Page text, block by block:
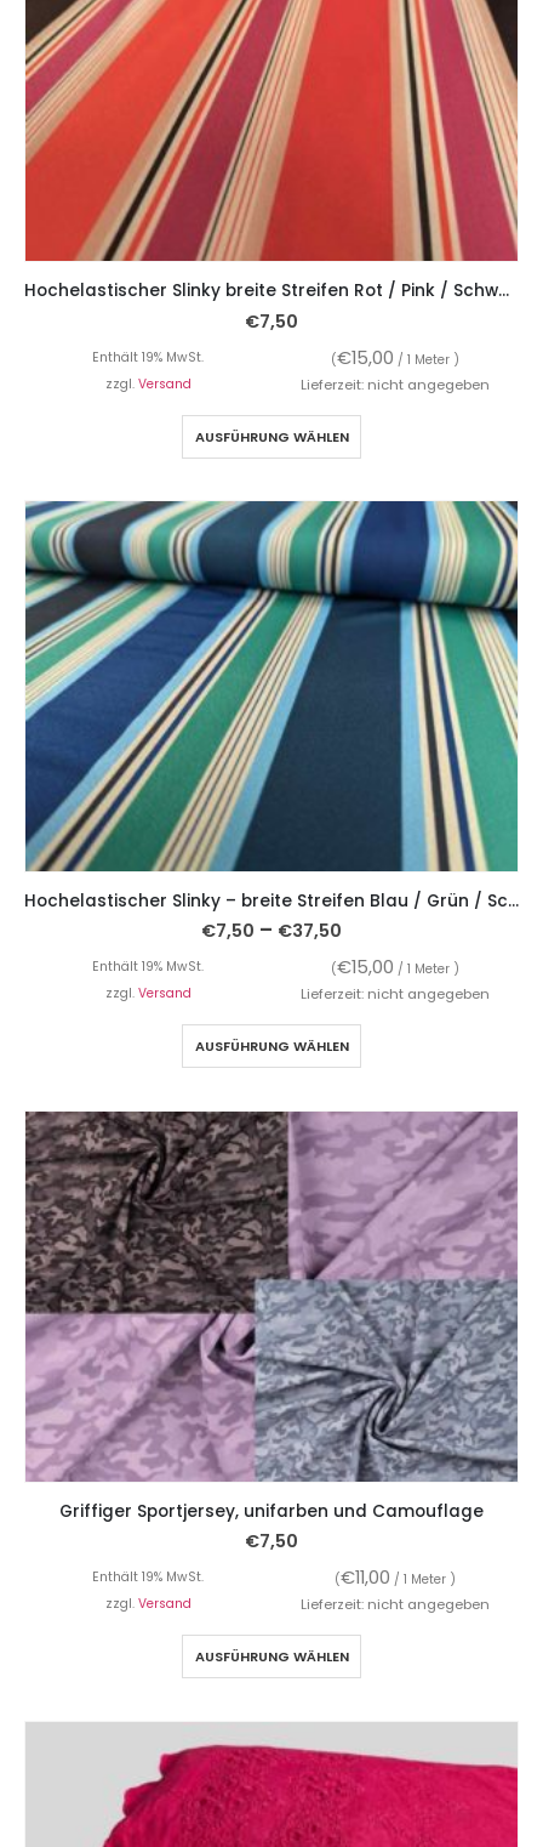
Hochelastischer Slinky breite Streifen Rot / Pink / Schwarz
€7,50
Enthält 19% MwSt. (€15,00 / 1 Meter )
zzgl. Versand Lieferzeit: nicht angegeben
AUSFÜHRUNG WÄHLEN
Hochelastischer Slinky – breite Streifen Blau / Grün / Schwarz
€7,50 – €37,50
Enthält 19% MwSt. (€15,00 / 1 Meter )
zzgl. Versand Lieferzeit: nicht angegeben
AUSFÜHRUNG WÄHLEN
Griffiger Sportjersey, unifarben und Camouflage
€7,50
Enthält 19% MwSt. (€11,00 / 1 Meter )
zzgl. Versand Lieferzeit: nicht angegeben
AUSFÜHRUNG WÄHLEN